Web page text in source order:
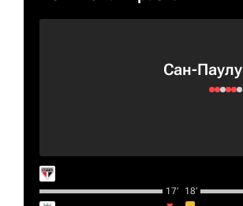
Сан-Паулу
17‎’‎ 18‎’‎